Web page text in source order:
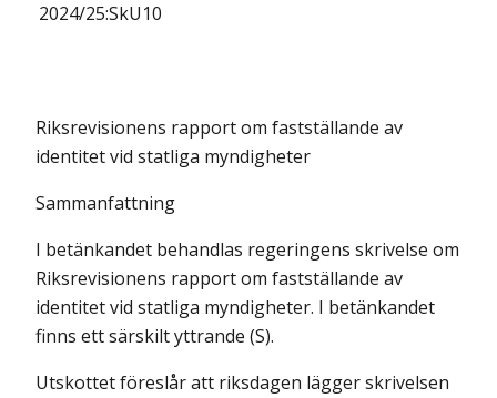
2024/25:SkU10
Riksrevisionens rapport om fastställande av
identitet vid statliga myndigheter
Sammanfattning
I betänkandet behandlas regeringens skrivelse om
Riksrevisionens rapport om fastställande av
identitet vid statliga myndigheter. I betänkandet
finns ett särskilt yttrande (S).
Utskottet föreslår att riksdagen lägger skrivelsen